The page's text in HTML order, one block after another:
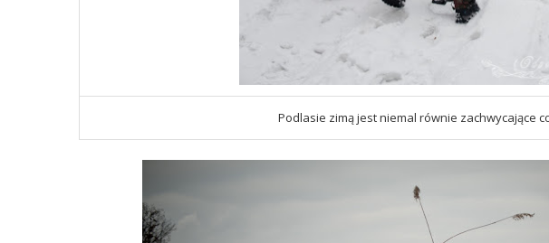
Podlasie zimą jest niemal równie zachwycające